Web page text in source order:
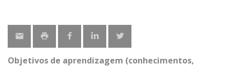
Objetivos de aprendizagem (conhecimentos,